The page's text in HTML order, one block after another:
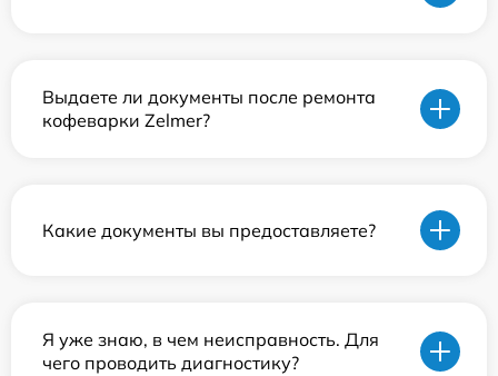
Выдаете ли документы после ремонта
кофеварки Zelmer?
Какие документы вы предоставляете?
Я уже знаю, в чем неисправность. Для
чего проводить диагностику?